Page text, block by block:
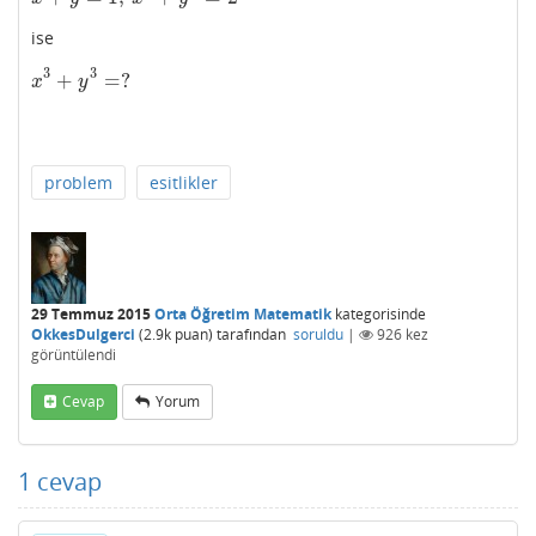
ise
x3 + y3 =?
x3+ y3= ?
problem esitlikler
29 Temmuz 2015Orta Öğretim Matematikkategorisinde
OkkesDulgerci (2.9k puan) tarafından soruldu | 926 kez
görüntülendi
Cevap Yorum
1 cevap